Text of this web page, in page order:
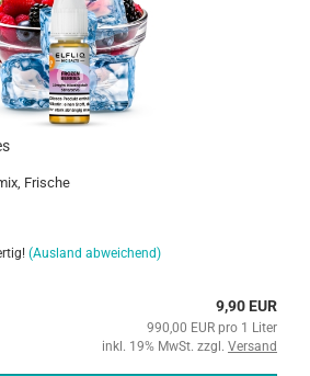
Frische
(Ausland abweichend)
9,90 EUR
990,00 EUR pro 1 Liter
inkl. 19% MwSt. zzgl. Versand